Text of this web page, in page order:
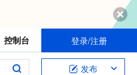
控制台 登录/注册
发布